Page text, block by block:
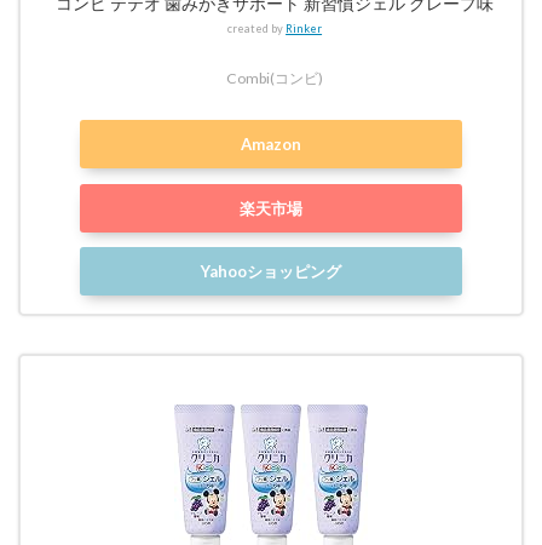
created by Rinker
Combi(コンビ)
Amazon
楽天市場
Yahooショッピング